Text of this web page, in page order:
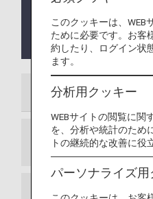
でとなります。詳しくは
についてをご確認くだ
提携航空会社一覧
スター アライアンス加
このクッキーは、WEB
ために必要です。お客
約したり、ログイン状
ます。
分析用クッキー
WEBサイトの閲覧に関
を、分析や統計のため
トの継続的な改善に役
パーソナライズ用